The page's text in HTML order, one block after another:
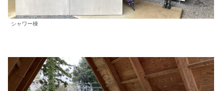
シャワー棟